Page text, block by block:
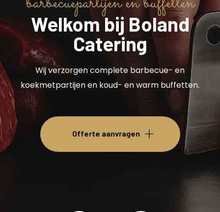
Welkom bij Boland
Catering
Wij verzorgen complete barbecue- en
koekmetpartijen en koud- en warm buffetten.
Offerte aanvragen